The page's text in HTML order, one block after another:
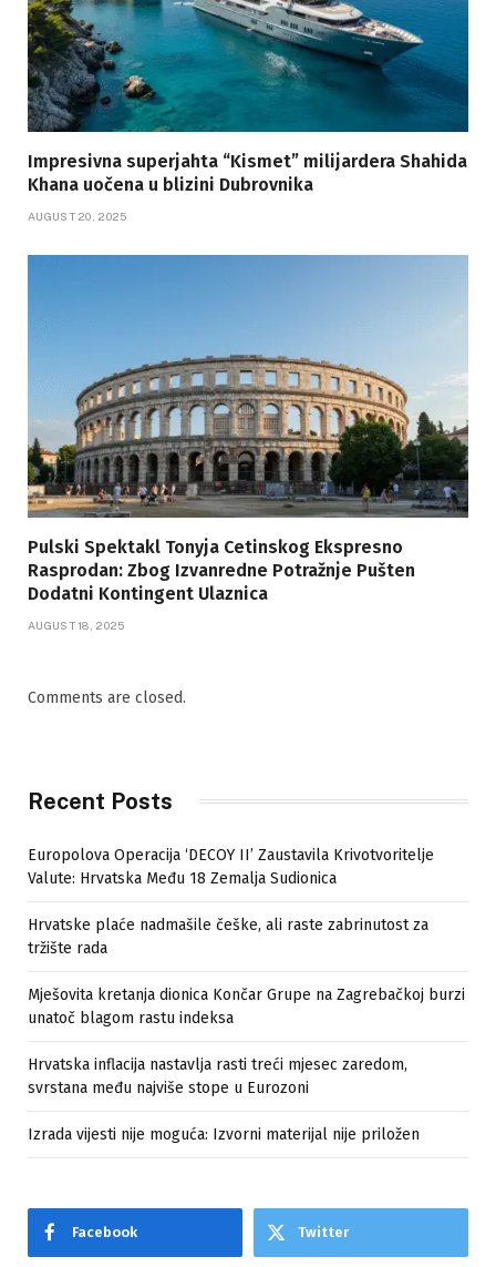
Impresivna superjahta “Kismet” milijardera Shahida
Khana uočena u blizini Dubrovnika
AUGUST 20, 2025
Pulski Spektakl Tonyja Cetinskog Ekspresno
Rasprodan: Zbog Izvanredne Potražnje Pušten
Dodatni Kontingent Ulaznica
AUGUST 18, 2025
Comments are closed.
Recent Posts
Europolova Operacija ‘DECOY II’ Zaustavila Krivotvoritelje
Valute: Hrvatska Među 18 Zemalja Sudionica
Hrvatske plaće nadmašile češke, ali raste zabrinutost za
tržište rada
Mješovita kretanja dionica Končar Grupe na Zagrebačkoj burzi
unatoč blagom rastu indeksa
Hrvatska inflacija nastavlja rasti treći mjesec zaredom,
svrstana među najviše stope u Eurozoni
Izrada vijesti nije moguća: Izvorni materijal nije priložen
Facebook Twitter